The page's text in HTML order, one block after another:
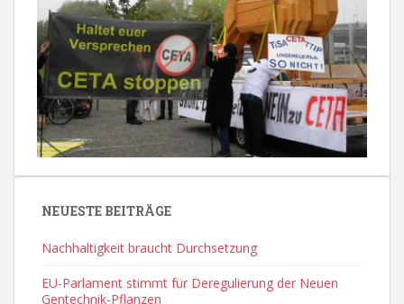
NEUESTE BEITRÄGE
Nachhaltigkeit braucht Durchsetzung
EU-Parlament stimmt für Deregulierung der Neuen
Gentechnik-Pflanzen